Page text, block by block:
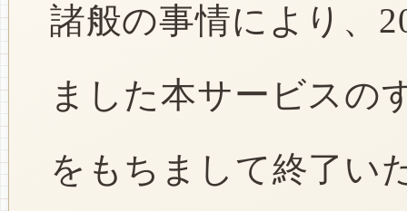
諸般の事情により、
ました本サービスの
をもちまして終了い